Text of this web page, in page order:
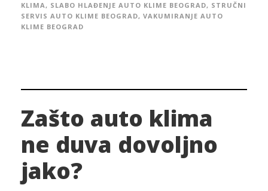
KLIMA, SLABO HLAĐENJE AUTO KLIME BEOGRAD, STRUČNI
SERVIS AUTO KLIME BEOGRAD, VAKUMIRANJE AUTO
KLIME BEOGRAD
Zašto auto klima
ne duva dovoljno
jako?